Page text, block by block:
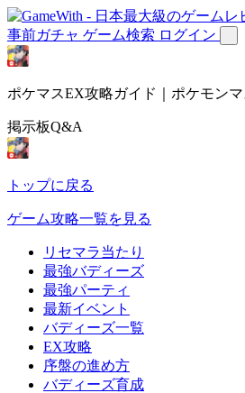
事前ガチャ ゲーム検索 ログイン
ポケマスEX攻略ガイド｜ポケモン
掲示板Q&A
トップに戻る
ゲーム攻略一覧を見る
リセマラ当たり
最強バディーズ
最強パーティ
最新イベント
バディーズ一覧
EX攻略
序盤の進め方
バディーズ育成